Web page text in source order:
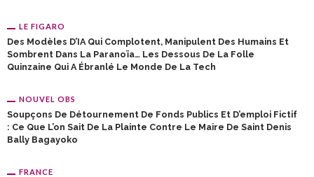
LE FIGARO
Des Modèles D’IA Qui Complotent, Manipulent Des Humains Et
Sombrent Dans La Paranoïa… Les Dessous De La Folle
Quinzaine Qui A Ébranlé Le Monde De La Tech
NOUVEL OBS
Soupçons De Détournement De Fonds Publics Et D’emploi Fictif
: Ce Que L’on Sait De La Plainte Contre Le Maire De Saint Denis
Bally Bagayoko
FRANCE